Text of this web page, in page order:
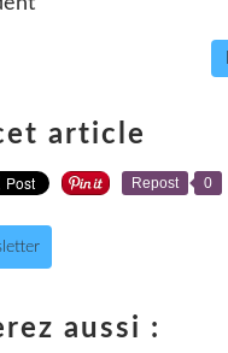
article
Repost 0
aussi :